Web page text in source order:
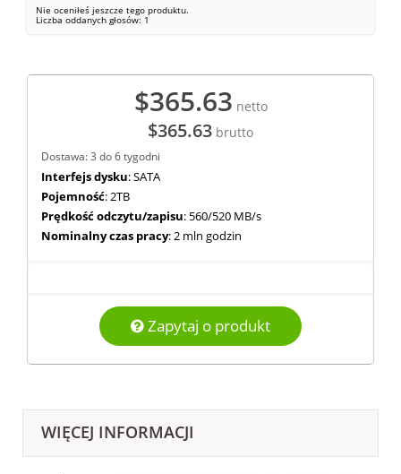
Nie oceniłeś jeszcze tego produktu.
Liczba oddanych głosów: 1
$365.63 netto
$365.63 brutto
Dostawa: 3 do 6 tygodni
Interfejs dysku: SATA
Pojemność: 2TB
Prędkość odczytu/zapisu: 560/520 MB/s
Nominalny czas pracy: 2 mln godzin
Zapytaj o produkt
WIĘCEJ INFORMACJI